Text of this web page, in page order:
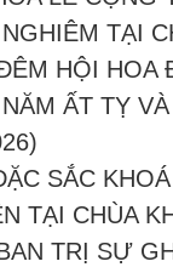
TẠI
HỘI
ẤT TỴ
SẮC
TẠI CHÙA
TRỊ SỰ